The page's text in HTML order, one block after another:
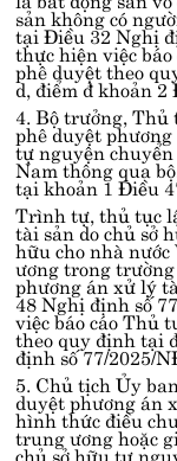
sản không có
tạiĐiều 32 Nghị
thực hiện việc
phê duyệt theo
d, điểm đ khoản
4. Bộ trưởng,
phê duyệt
tự nguyện
Nam thông qua
tạikhoản 1 Điều
Trình tự, thủ tục
tài sản do chủ sở
hữu cho nhà
ương trong
phương án xử lý
48 Nghị định số
việc báo cáo Thủ
theo quy định tại
định số 77/2025/
5. Chủ tịch Ủy
duyệt phương án
hình thức điều
trung ương hoặc
chủ sở hữu tự